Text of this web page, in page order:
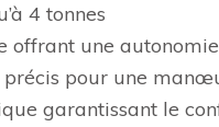
4 tonnes
offrant une
précis pour une
garantissant le